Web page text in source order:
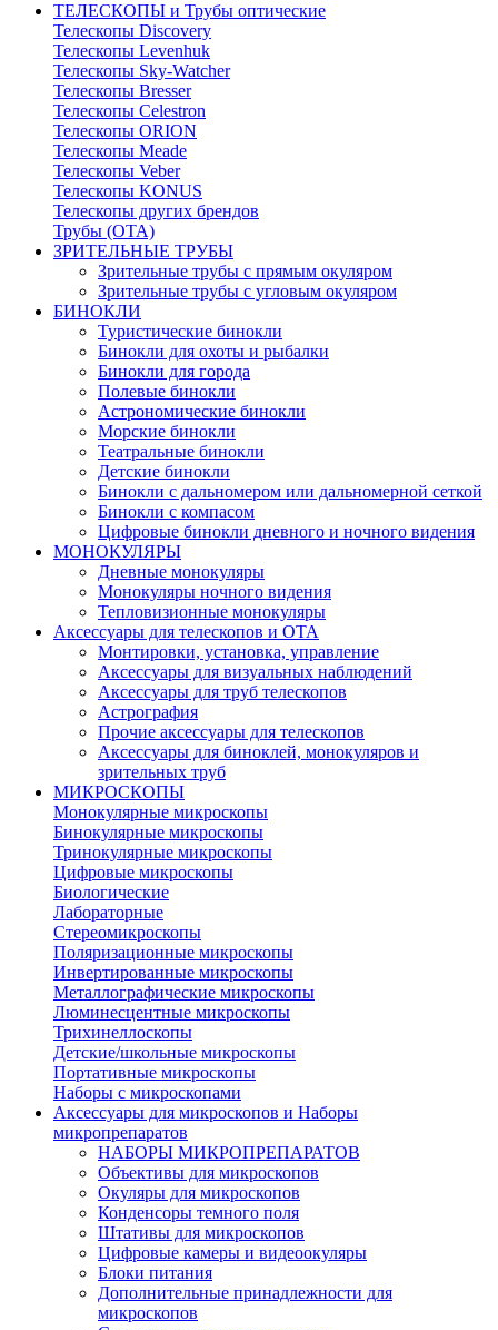
ТЕЛЕСКОПЫ и Трубы оптические
Телескопы Discovery
Телескопы Levenhuk
Телескопы Sky-Watcher
Телескопы Bresser
Телескопы Celestron
Телескопы ORION
Телескопы Meade
Телескопы Veber
Телескопы KONUS
Телескопы других брендов
Трубы (ОТА)
ЗРИТЕЛЬНЫЕ ТРУБЫ
Зрительные трубы с прямым окуляром
Зрительные трубы с угловым окуляром
БИНОКЛИ
Туристические бинокли
Бинокли для охоты и рыбалки
Бинокли для города
Полевые бинокли
Астрономические бинокли
Морские бинокли
Театральные бинокли
Детские бинокли
Бинокли с дальномером или дальномерной сеткой
Бинокли с компасом
Цифровые бинокли дневного и ночного видения
МОНОКУЛЯРЫ
Дневные монокуляры
Монокуляры ночного видения
Тепловизионные монокуляры
Аксессуары для телескопов и ОТА
Монтировки, установка, управление
Аксессуары для визуальных наблюдений
Аксессуары для труб телескопов
Астрография
Прочие аксессуары для телескопов
Аксессуары для биноклей, монокуляров и
зрительных труб
МИКРОСКОПЫ
Монокулярные микроскопы
Бинокулярные микроскопы
Тринокулярные микроскопы
Цифровые микроскопы
Биологические
Лабораторные
Стереомикроскопы
Поляризационные микроскопы
Инвертированные микроскопы
Металлографические микроскопы
Люминесцентные микроскопы
Трихинеллоскопы
Детские/школьные микроскопы
Портативные микроскопы
Наборы с микроскопами
Аксессуары для микроскопов и Наборы
микропрепаратов
НАБОРЫ МИКРОПРЕПАРАТОВ
Объективы для микроскопов
Окуляры для микроскопов
Конденсоры темного поля
Штативы для микроскопов
Цифровые камеры и видеоокуляры
Блоки питания
Дополнительные принадлежности для
микроскопов